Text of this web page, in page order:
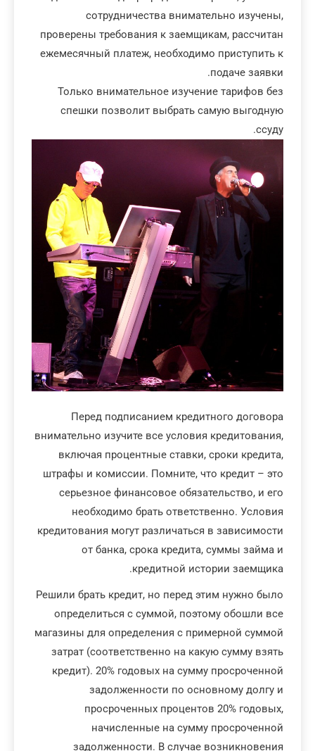
сотрудничества внимательно изучены,
проверены требования к заемщикам, рассчитан
ежемесячный платеж, необходимо приступить к
подаче заявки.
Только внимательное изучение тарифов без
спешки позволит выбрать самую выгодную
ссуду.
Перед подписанием кредитного договора
внимательно изучите все условия кредитования,
включая процентные ставки, сроки кредита,
штрафы и комиссии. Помните, что кредит – это
серьезное финансовое обязательство, и его
необходимо брать ответственно. Условия
кредитования могут различаться в зависимости
от банка, срока кредита, суммы займа и
кредитной истории заемщика.
Решили брать кредит, но перед этим нужно было
определиться с суммой, поэтому обошли все
магазины для определения с примерной суммой
затрат (соответственно на какую сумму взять
кредит). 20% годовых на сумму просроченной
задолженности по основному долгу и
просроченных процентов 20% годовых,
начисленные на сумму просроченной
задолженности. В случае возникновения